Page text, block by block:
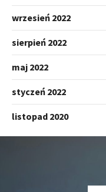
wrzesień 2022
sierpień 2022
maj 2022
styczeń 2022
listopad 2020